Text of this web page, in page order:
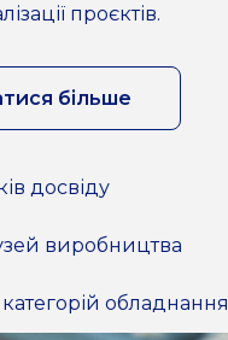
проєктів.
більше
досвіду
виробництва
категорій обладнання